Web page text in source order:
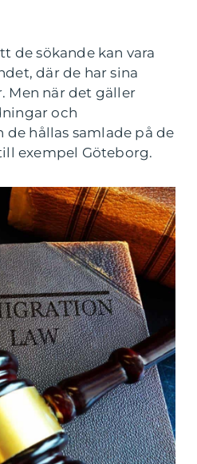
de sökande kan vara
där de har sina
Men när det gäller
och
de hållas samlade på de
exempel Göteborg.